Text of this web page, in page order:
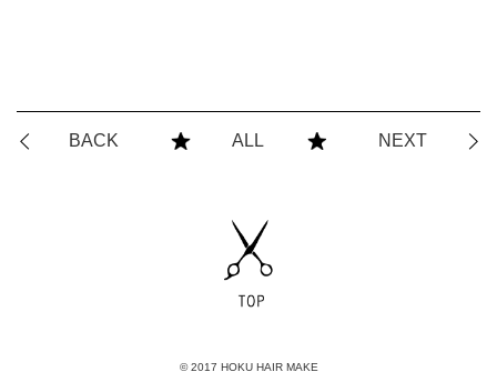
BACK ALL NEXT
© 2017 HOKU HAIR MAKE